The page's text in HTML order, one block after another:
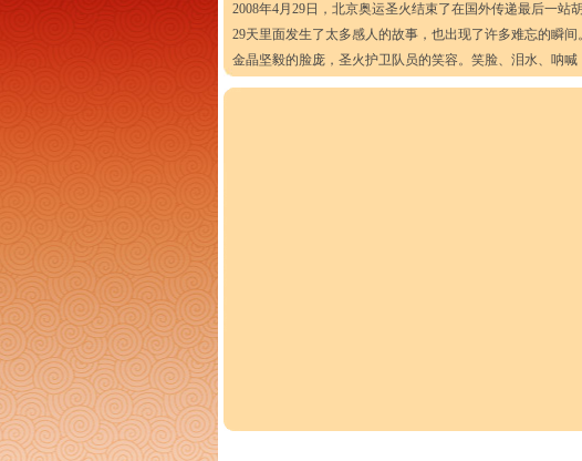
2008年4月29日，北京奥运圣火结束了在国外传递最后一
29天里面发生了太多感人的故事，也出现了许多难忘的瞬
金晶坚毅的脸庞，圣火护卫队员的笑容。笑脸、泪水、呐